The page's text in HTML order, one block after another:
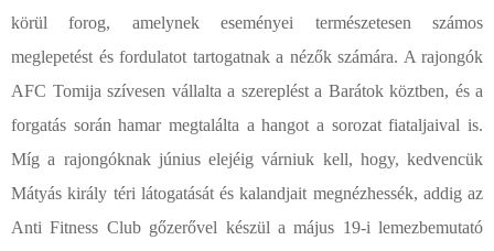
körül forog, amelynek eseményei természetesen számos
meglepetést és fordulatot tartogatnak a nézők számára. A rajongók
AFC Tomija szívesen vállalta a szereplést a Barátok köztben, és a
forgatás során hamar megtalálta a hangot a sorozat fiataljaival is.
Míg a rajongóknak június elejéig várniuk kell, hogy, kedvencük
Mátyás király téri látogatását és kalandjait megnézhessék, addig az
Anti Fitness Club gőzerővel készül a május 19-i lemezbemutató